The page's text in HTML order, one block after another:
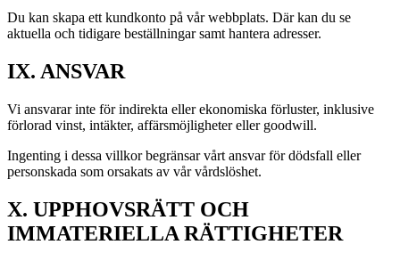
Du kan skapa ett kundkonto på vår webbplats. Där kan du se
aktuella och tidigare beställningar samt hantera adresser.
IX. ANSVAR
Vi ansvarar inte för indirekta eller ekonomiska förluster, inklusive
förlorad vinst, intäkter, affärsmöjligheter eller goodwill.
Ingenting i dessa villkor begränsar vårt ansvar för dödsfall eller
personskada som orsakats av vår vårdslöshet.
X. UPPHOVSRÄTT OCH
IMMATERIELLA RÄTTIGHETER